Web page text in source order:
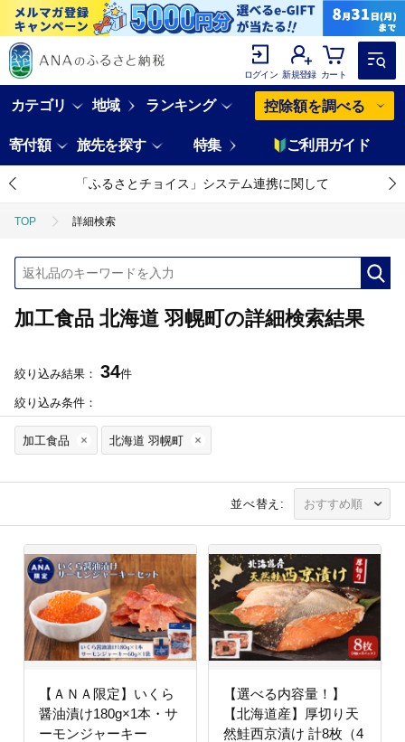
ログイン 新規登録 カート
カテゴリ 地域 ランキング 控除額を調べる
寄付額 旅先を探す 特集 ご利用ガイド
「ふるさとチョイス」システム連携に関して
TOP 詳細検索
加工食品 北海道 羽幌町の詳細検索結果
絞り込み結果： 34件
絞り込み条件：
加工食品 北海道 羽幌町
並べ替え:
【ＡＮＡ限定】いくら
醤油漬け180g×1本・サ
ーモンジャーキー
【選べる内容量！】
【北海道産】厚切り天
然鮭西京漬け 計8枚（4